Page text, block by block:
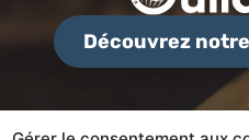
Découvrez